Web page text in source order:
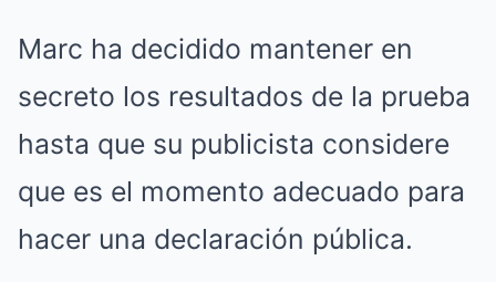
Marc ha decidido mantener en
secreto los resultados de la prueba
hasta que su publicista considere
que es el momento adecuado para
hacer una declaración pública.